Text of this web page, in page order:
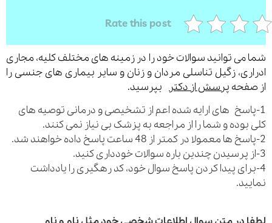
Rate this post
توانید سوالات خود را در زمینه های مختلف کلیه، مجاری
زگیل تناسلی مردان و زنان و سایر بیماری های جنسی را
پرسش از دکتربپرسید.
های ارایه شده اعم از تشخیصی و درمانی توصیه های
و شما را از مراجعه به پزشک بی نیاز نمی کنند.
پیدا کردن پاسخ سوال خود، کد رهگیری را یادداشت
قدرت گرفته از همیارسیستم